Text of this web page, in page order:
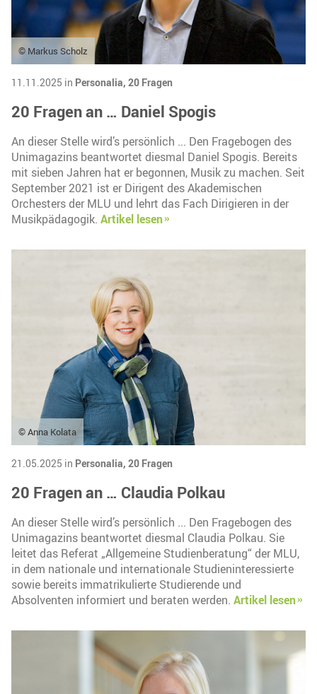
© Markus Scholz
11.11.2025 in Personalia, 20 Fragen
20 Fragen an … Daniel Spogis
An dieser Stelle wird’s persönlich ... Den Fragebogen des
Unimagazins beantwortet diesmal Daniel Spogis. Bereits
mit sieben Jahren hat er begonnen, Musik zu machen. Seit
September 2021 ist er Dirigent des Akademischen
Orchesters der MLU und lehrt das Fach Dirigieren in der
Musikpädagogik. Artikel lesen
© Anna Kolata
21.05.2025 in Personalia, 20 Fragen
20 Fragen an … Claudia Polkau
An dieser Stelle wird’s persönlich ... Den Fragebogen des
Unimagazins beantwortet diesmal Claudia Polkau. Sie
leitet das Referat „Allgemeine Studienberatung“ der MLU,
in dem nationale und internationale Studieninteressierte
sowie bereits immatrikulierte Studierende und
Absolventen informiert und beraten werden. Artikel lesen